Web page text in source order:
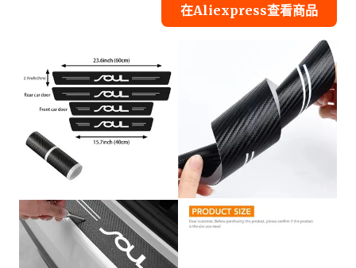
在Aliexpress查看商品